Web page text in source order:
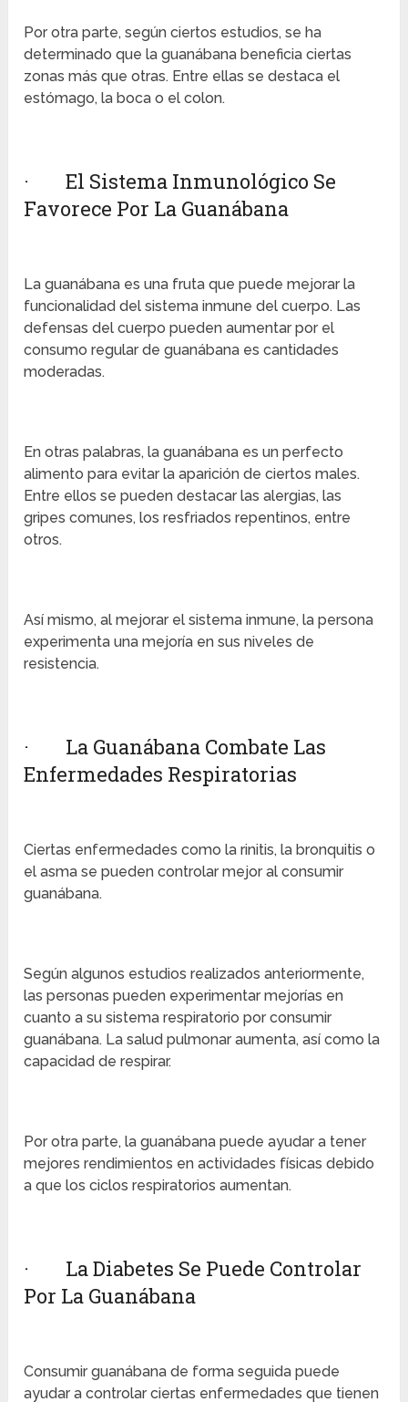
Por otra parte, según ciertos estudios, se ha
determinado que la guanábana beneficia ciertas
zonas más que otras. Entre ellas se destaca el
estómago, la boca o el colon.
· El Sistema Inmunológico Se
Favorece Por La Guanábana
La guanábana es una fruta que puede mejorar la
funcionalidad del sistema inmune del cuerpo. Las
defensas del cuerpo pueden aumentar por el
consumo regular de guanábana es cantidades
moderadas.
En otras palabras, la guanábana es un perfecto
alimento para evitar la aparición de ciertos males.
Entre ellos se pueden destacar las alergias, las
gripes comunes, los resfriados repentinos, entre
otros.
Así mismo, al mejorar el sistema inmune, la persona
experimenta una mejoría en sus niveles de
resistencia.
· La Guanábana Combate Las
Enfermedades Respiratorias
Ciertas enfermedades como la rinitis, la bronquitis o
el asma se pueden controlar mejor al consumir
guanábana.
Según algunos estudios realizados anteriormente,
las personas pueden experimentar mejorías en
cuanto a su sistema respiratorio por consumir
guanábana. La salud pulmonar aumenta, así como la
capacidad de respirar.
Por otra parte, la guanábana puede ayudar a tener
mejores rendimientos en actividades físicas debido
a que los ciclos respiratorios aumentan.
· La Diabetes Se Puede Controlar
Por La Guanábana
Consumir guanábana de forma seguida puede
ayudar a controlar ciertas enfermedades que tienen